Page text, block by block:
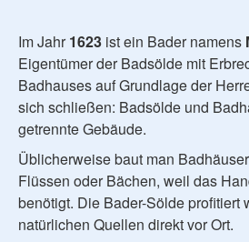
Im Jahr1623 ist ein Bader namens
Eigentümer der Badsölde mit
Badhauses auf Grundlage der
sich schließen: Badsölde und
getrennte Gebäude.
Üblicherweise baut man
Flüssen oder Bächen, weil das
benötigt. Die Bader-Sölde profitiert
natürlichen Quellen direkt vor Ort.